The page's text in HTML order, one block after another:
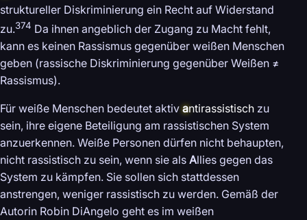
struktureller Diskriminierung ein Recht auf Widerstand
zu.374 Da ihnen angeblich der Zugang zu Macht fehlt,
kann es keinen Rassismus gegenüber weißen Menschen
geben (rassische Diskriminierung gegenüber Weißen ≠
Rassismus).
Für weiße Menschen bedeutet aktiv antirassistisch zu
sein, ihre eigene Beteiligung am rassistischen System
anzuerkennen. Weiße Personen dürfen nicht behaupten,
nicht rassistisch zu sein, wenn sie als Allies gegen das
System zu kämpfen. Sie sollen sich stattdessen
anstrengen, weniger rassistisch zu werden. Gemäß der
Autorin Robin DiAngelo geht es im weißen